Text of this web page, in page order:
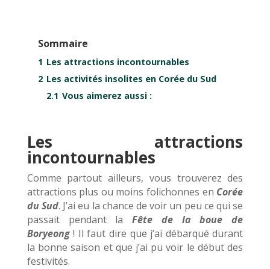
Sommaire
1 Les attractions incontournables
2 Les activités insolites en Corée du Sud
2.1 Vous aimerez aussi :
Les attractions
incontournables
Comme partout ailleurs, vous trouverez des
attractions plus ou moins folichonnes en Corée
du Sud. J’ai eu la chance de voir un peu ce qui se
passait pendant laFête de la boue de
Boryeong! Il faut dire que j’ai débarqué durant
la bonne saison et que j’ai pu voir le début des
festivités.